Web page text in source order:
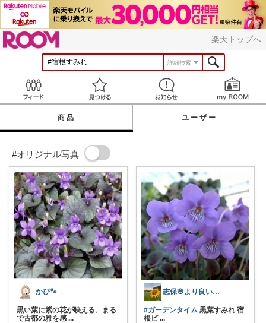
楽天トップへ
詳細検索
見つける お知らせ
商品 ユーザー
#オリジナル写真
かぴ🐾
黒い葉に紫の花が映える、まる
で古都の雅を感 ...
志保🌸より良い生活を！鳥取発〜👋
#ガーデンタイム 黒葉すみれ 宿
根ビ ...